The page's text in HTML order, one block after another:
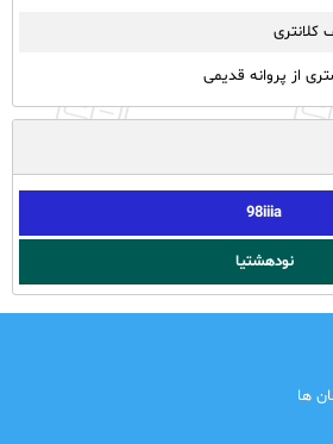
کلانتری
از پروانه قدیمی
98iiia
نودهشتیا
ها